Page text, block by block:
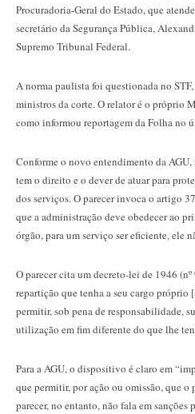
Procuradoria-Geral do Estado, que
secretário da Segurança Pública,
Supremo Tribunal Federal.
A norma paulista foi questionada no
ministros da corte. O relator é o próprio
como informou reportagem da Folha no
Conforme o novo entendimento da
tem o direito e o dever de atuar para
dos serviços. O parecer invoca o artigo
que a administração deve obedecer ao
órgão, para um serviço ser eficiente, ele
O parecer cita um decreto-lei de 1946
repartição que tenha a seu cargo
permitir, sob pena de responsabilidade,
utilização em fim diferente do que lhe
Para a AGU, o dispositivo é claro em
que permitir, por ação ou omissão, que
parecer, no entanto, não fala em sanções